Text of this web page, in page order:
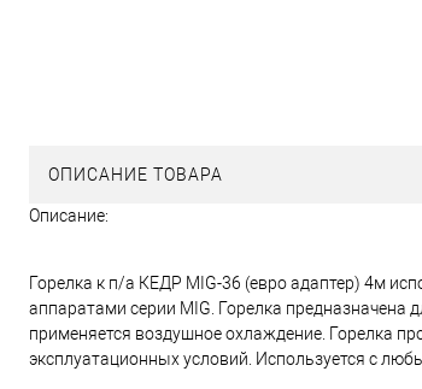
ОПИСАНИЕ ТОВАРА
Описание:
Горелка к п/а КЕДР MIG-36 (евро адаптер) 4м
аппаратами серии MIG. Горелка
применяется воздушное охлаждение. Горелка
эксплуатационных условий. Используется с